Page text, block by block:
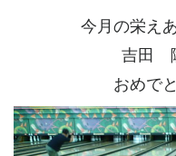
今月の栄え
吉田
おめで